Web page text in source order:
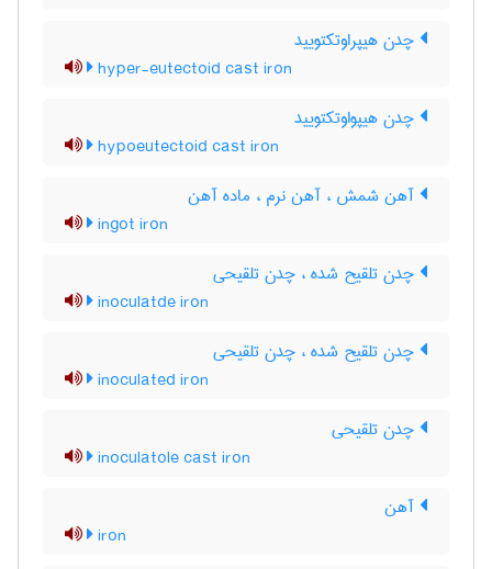
چدن هیپراوتکتویید
hyper-eutectoid cast iron
چدن هیپواوتکتویید
hypoeutectoid cast iron
آهن شمش ، آهن نرم ، ماده آهن
ingot iron
چدن تلقیح شده ، چدن تلقیحی
inoculatde iron
چدن تلقیح شده ، چدن تلقیحی
inoculated iron
چدن تلقیحی
inoculatole cast iron
آهن
iron